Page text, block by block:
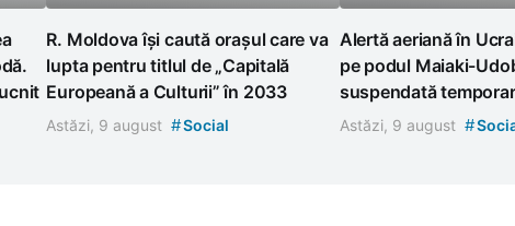
R. Moldova își caută orașul care va
lupta pentru titlul de „Capitală
Europeană a Culturii” în 2033
Astăzi, 9 august #Social
Alertă aeriană în
pe podul Maiaki-
suspendată temporar
Astăzi, 9 august #